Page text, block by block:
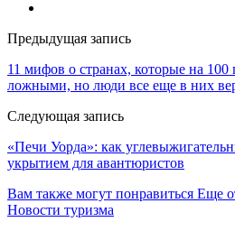
Предыдущая запись
11 мифов о странах, которые на 100
ложными, но люди все еще в них
Следующая запись
«Печи Уорда»: как
укрытием для авантюристов
Вам также могут понравиться Еще
Новости туризма